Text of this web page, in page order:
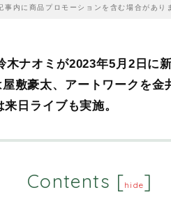
事内に商品プロモーションを含む場合があり
木ナオミが2023年5月2日
敷豪太、アートワークを金
日ライブも実施。
Contents [hide]